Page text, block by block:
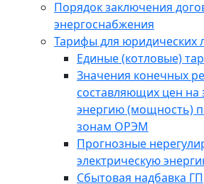
Порядок заключения
энергоснабжения
Тарифы для юридических
Единые (котловые)
Значения конечных
составляющих цен на
энергию (мощность)
зонам ОРЭМ
Прогнозные
электрическую
Сбытовая надбавка ГП